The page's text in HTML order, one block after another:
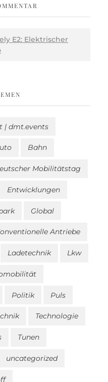
E2: Elektrischer
| dmt.events
Bahn
Mobilitätstag
Entwicklungen
Global
Antriebe
Ladetechnik Lkw
Politik Puls
Technologie
Tunen
uncategorized